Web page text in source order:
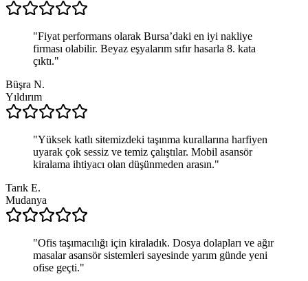
"Fiyat performans olarak Bursa’daki en iyi nakliye
firması olabilir. Beyaz eşyalarım sıfır hasarla 8. kata
çıktı."
Büşra N.
Yıldırım
"Yüksek katlı sitemizdeki taşınma kurallarına harfiyen
uyarak çok sessiz ve temiz çalıştılar. Mobil asansör
kiralama ihtiyacı olan düşünmeden arasın."
Tarık E.
Mudanya
"Ofis taşımacılığı için kiraladık. Dosya dolapları ve ağır
masalar asansör sistemleri sayesinde yarım günde yeni
ofise geçti."